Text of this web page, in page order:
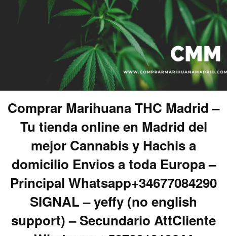
Comprar Marihuana THC Madrid –
Tu tienda online en Madrid del
mejor Cannabis y Hachis a
domicilio Envios a toda Europa –
Principal Whatsapp+34677084290
SIGNAL – yeffy (no english
support) – Secundario AttCliente